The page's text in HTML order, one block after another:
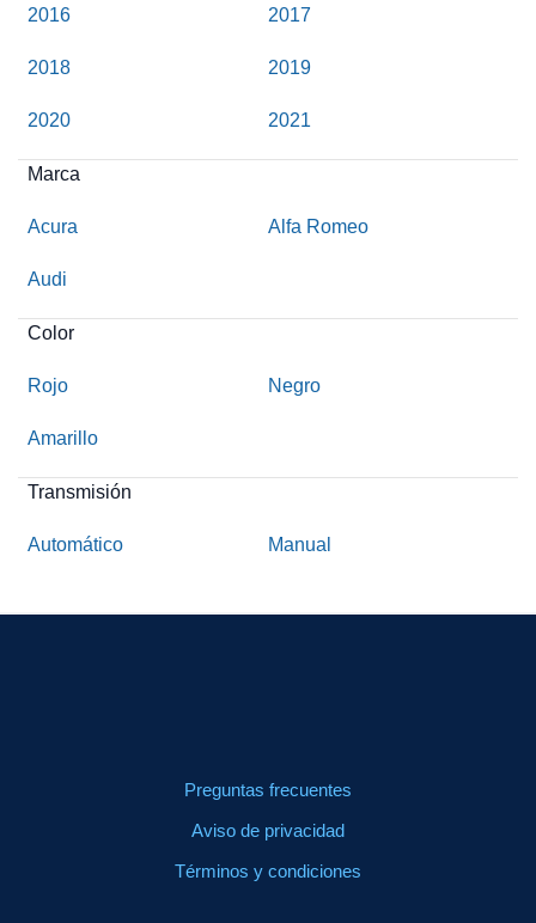
2016 2017
2018 2019
2020 2021
Marca
Acura Alfa Romeo
Audi
Color
Rojo Negro
Amarillo
Transmisión
Automático Manual
Preguntas frecuentes
Aviso de privacidad
Términos y condiciones